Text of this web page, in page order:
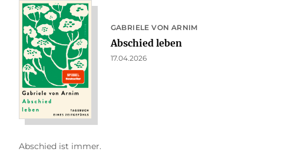
GABRIELE VON ARNIM
Abschied leben
17.04.2026
Abschied ist immer.